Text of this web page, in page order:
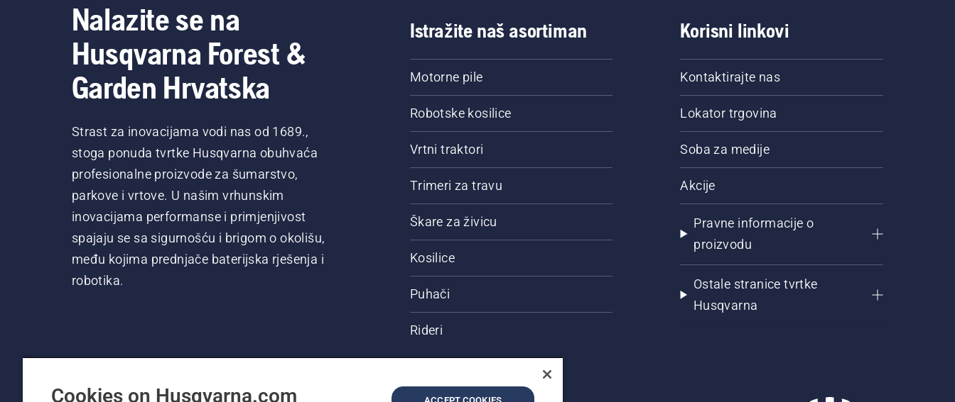
Nalazite se na
Husqvarna Forest &
Garden Hrvatska
Strast za inovacijama vodi nas od 1689.,
stoga ponuda tvrtke Husqvarna obuhvaća
profesionalne proizvode za šumarstvo,
parkove i vrtove. U našim vrhunskim
inovacijama performanse i primjenjivost
spajaju se sa sigurnošću i brigom o okolišu,
među kojima prednjače baterijska rješenja i
robotika.
Istražite naš asortiman
Motorne pile
Robotske kosilice
Vrtni traktori
Trimeri za travu
Škare za živicu
Kosilice
Puhači
Rideri
Korisni linkovi
Kontaktirajte nas
Lokator trgovina
Soba za medije
Akcije
Pravne informacije o
proizvodu
Ostale stranice tvrtke
Husqvarna
Cookies on Husqvarna.com